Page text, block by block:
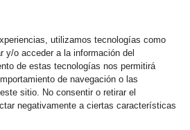
utilizamos tecnologías como
y/o acceder a la información del
de estas tecnologías nos permitirá
de navegación o las
sitio. No consentir o retirar el
negativamente a ciertas características